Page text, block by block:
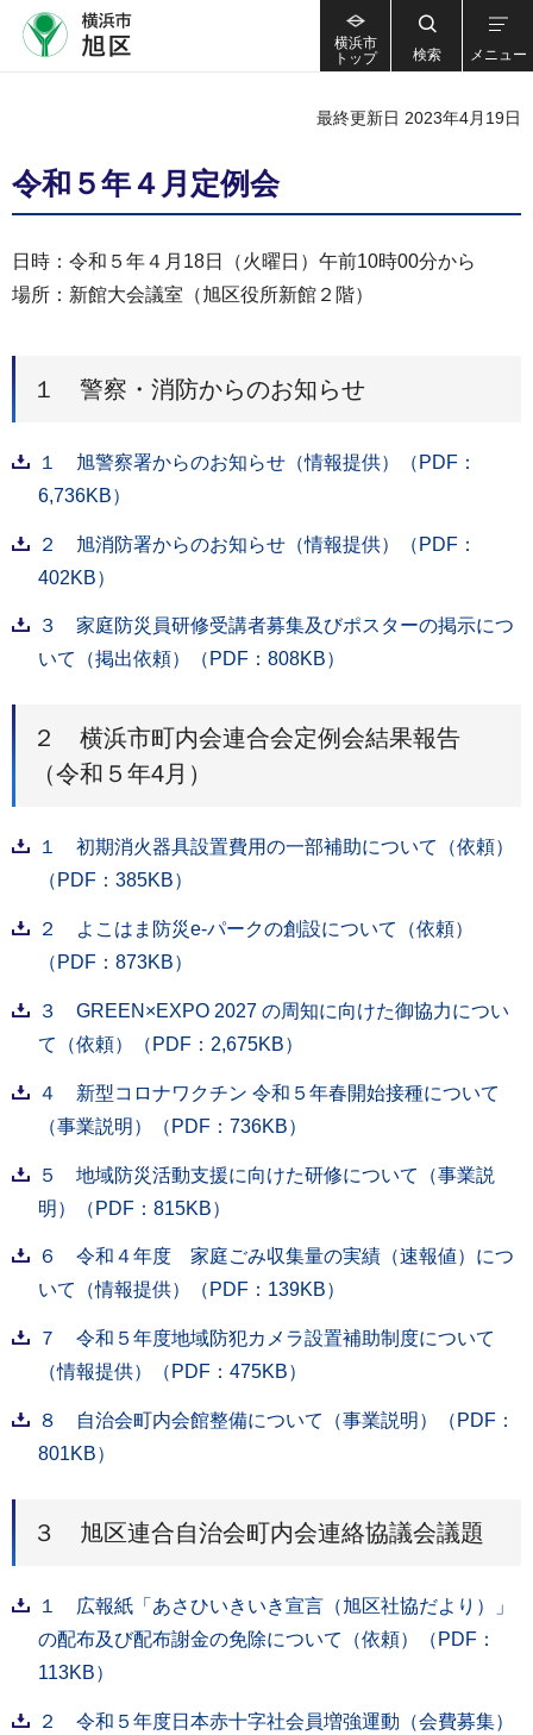
横浜市
トップ
検索 メニュー
最終更新日 2023年4月19日
令和５年４月定例会
日時：令和５年４月18日（火曜日）午前10時00分から
場所：新館大会議室（旭区役所新館２階）
１ 警察・消防からのお知らせ
１ 旭警察署からのお知らせ（情報提供）（PDF：
6,736KB）
２ 旭消防署からのお知らせ（情報提供）（PDF：
402KB）
３ 家庭防災員研修受講者募集及びポスターの掲示につ
いて（掲出依頼）（PDF：808KB）
２ 横浜市町内会連合会定例会結果報告
（令和５年4月）
１ 初期消火器具設置費用の一部補助について（依頼）
（PDF：385KB）
２ よこはま防災e-パークの創設について（依頼）
（PDF：873KB）
３ GREEN×EXPO 2027 の周知に向けた御協力につい
て（依頼）（PDF：2,675KB）
４ 新型コロナワクチン 令和５年春開始接種について
（事業説明）（PDF：736KB）
５ 地域防災活動支援に向けた研修について（事業説
明）（PDF：815KB）
６ 令和４年度 家庭ごみ収集量の実績（速報値）につ
いて（情報提供）（PDF：139KB）
７ 令和５年度地域防犯カメラ設置補助制度について
（情報提供）（PDF：475KB）
８ 自治会町内会館整備について（事業説明）（PDF：
801KB）
３ 旭区連合自治会町内会連絡協議会議題
１ 広報紙「あさひいきいき宣言（旭区社協だより）」
の配布及び配布謝金の免除について（依頼）（PDF：
113KB）
２ 令和５年度日本赤十字社会員増強運動（会費募集）